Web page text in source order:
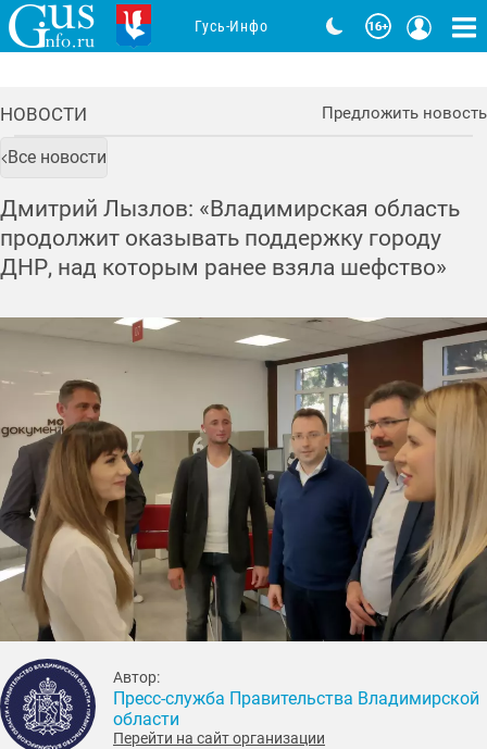
НОВОСТИ Предложить новость
Все новости
Дмитрий Лызлов: «Владимирская область
продолжит оказывать поддержку городу
ДНР, над которым ранее взяла шефство»
Автор:
Пресс-служба Правительства Владимирской
области
Перейти на сайт организации
Гусь-Инфо